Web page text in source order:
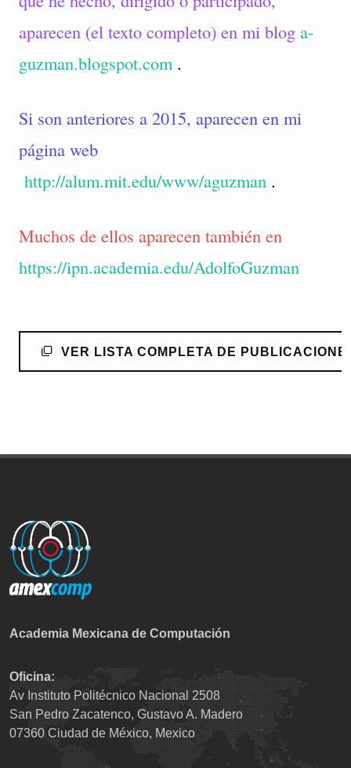
aparecen (el texto completo) en mi blog a-
guzman.blogspot.com.
Si son anteriores a 2015, aparecen en mi
página web
http://alum.mit.edu/www/aguzman .
Muchos de ellos aparecen también en
https://ipn.academia.edu/AdolfoGuzman
VER LISTA COMPLETA DE
Academia Mexicana de Computación
Oficina:
Av Instituto Politécnico Nacional 2508
San Pedro Zacatenco, Gustavo A. Madero
07360 Ciudad de México, Mexico